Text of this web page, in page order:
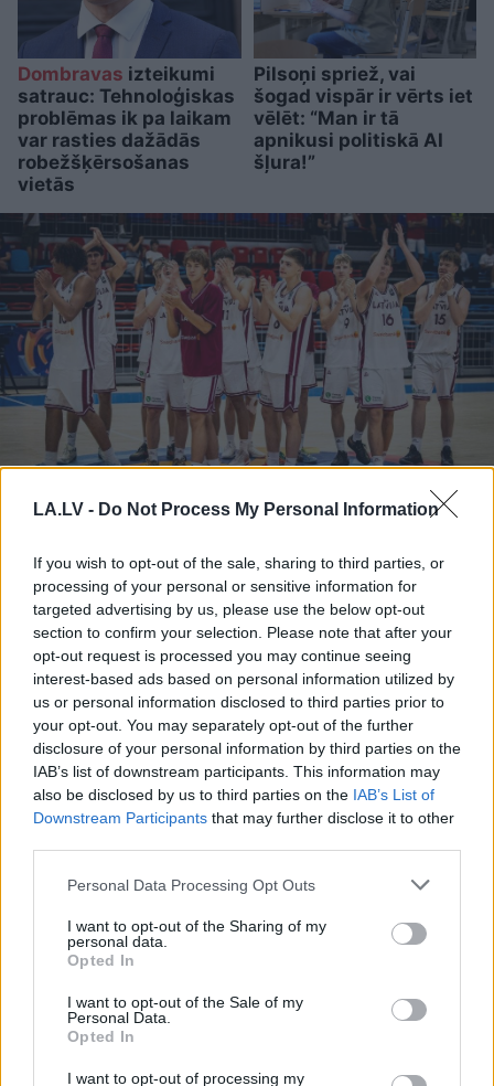
LA.LV - Do Not Process My Personal Information
If you wish to opt-out of the sale, sharing to third parties, or
processing of your personal or sensitive information for
targeted advertising by us, please use the below opt-out
section to confirm your selection. Please note that after your
opt-out request is processed you may continue seeing
interest-based ads based on personal information utilized by
us or personal information disclosed to third parties prior to
your opt-out. You may separately opt-out of the further
disclosure of your personal information by third parties on the
IAB’s list of downstream participants. This information may
also be disclosed by us to third parties on the IAB’s List of
Downstream Participants that may further disclose it to other
Please note that this website/app uses one or more Google
not limited to your visit or usage behaviour. You may click to
grant or deny consent to Google and its third-party tags to
use your data for below specified purposes in below Google
consent section.
Personal Data Processing Opt Outs
I want to opt-out of the Sharing of my
personal data.
Opted In
I want to opt-out of the Sale of my
Personal Data.
Opted In
I want to opt-out of processing my
Dombravas izteikumi
satrauc: Tehnoloģiskas
problēmas ik pa laikam
var rasties dažādās
robežšķērsošanas
vietās
Pilsoņi spriež, vai
šogad vispār ir vērts iet
vēlēt: “Man ir tā
apnikusi politiskā AI
šļura!”
“Latvijas izlase nav par
ādas krāsu.” Latvijas
Basketbola savienības
paziņojums par spēlētāju
aizskaršanu izgaismo
nepatīkamu sabiedrības
šķautni
būt lielas bēdas!
Eksperts paskaidro, kā
pilnmēness ietekmē
cilvēkus
panākt, lai tomātu laiks
būtu iespējami ilgāks